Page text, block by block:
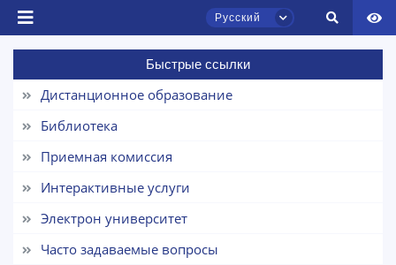
Русский
Быстрые ссылки
Дистанционное образование
Библиотека
Приемная комиссия
Интерактивные услуги
Электрон университет
Часто задаваемые вопросы
Онлайн
приёмной комиссии ТГЮУ.